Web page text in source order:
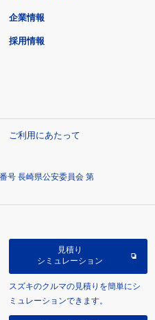
企業情報
採用情報
ご利用にあたって
号 長崎県公安委員会 第
見積り
シミュレーション
スズキのクルマの見積りを簡単にシ
ミュレーションできます。